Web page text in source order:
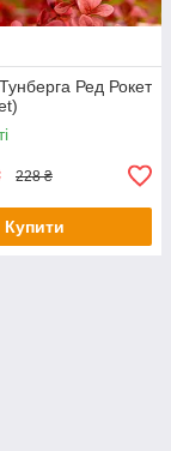
Ред Рокет
228 ₴
Купити